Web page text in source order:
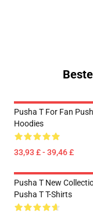
Pusha T For Fan
Hoodies
33,93 £ - 39,46 £
Pusha T New
Pusha T T-Shirts